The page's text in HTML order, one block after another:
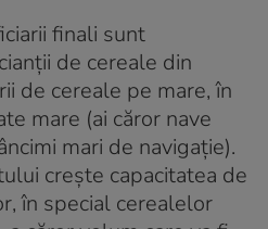
finali sunt
de cereale din
de cereale pe mare, în
mare (ai căror nave
mari de navigație).
crește capacitatea de
în special cerealelor